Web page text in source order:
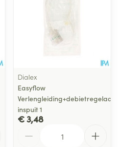
Dialex
Easyflow
inspuit 1
€ 3,48